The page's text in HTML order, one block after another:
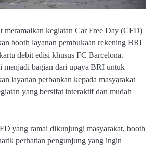
meramaikan kegiatan Car Free Day (CFD)
booth layanan pembukaan rekening BRI
debit edisi khusus FC Barcelona.
menjadi bagian dari upaya BRI untuk
layanan perbankan kepada masyarakat
yang bersifat interaktif dan mudah
yang ramai dikunjungi masyarakat, booth
perhatian pengunjung yang ingin